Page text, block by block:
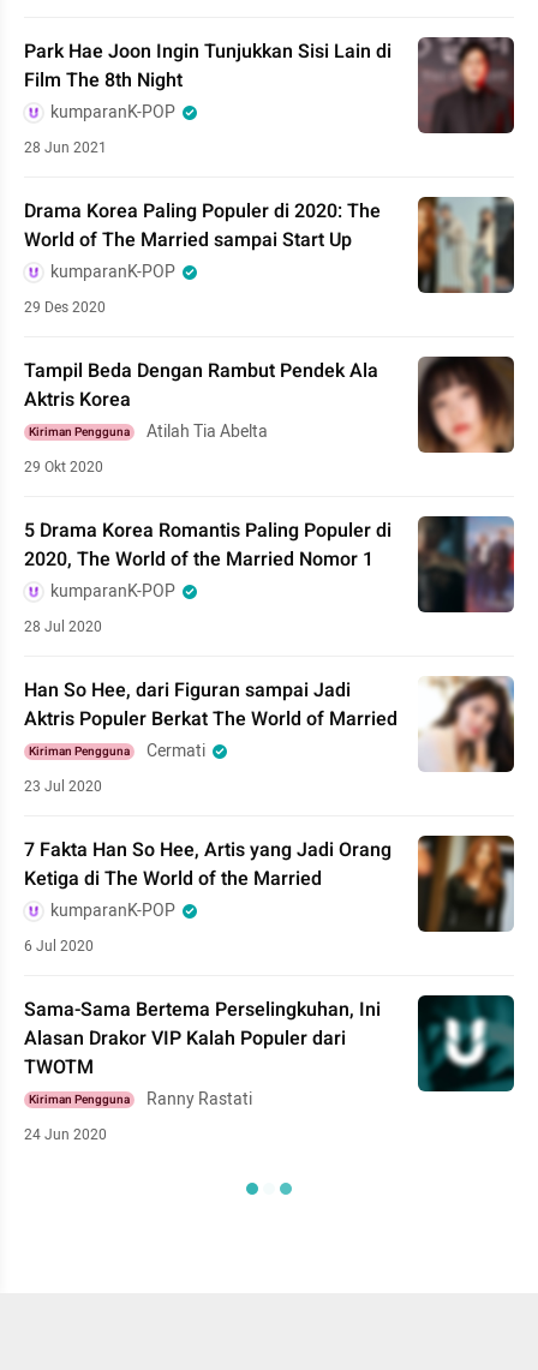
Park Hae Joon Ingin Tunjukkan Sisi Lain di
Film The 8th Night
kumparanK-POP
28 Jun 2021
Drama Korea Paling Populer di 2020: The
World of The Married sampai Start Up
kumparanK-POP
29 Des 2020
Tampil Beda Dengan Rambut Pendek Ala
Aktris Korea
Kiriman Pengguna Atilah Tia Abelta
29 Okt 2020
5 Drama Korea Romantis Paling Populer di
2020, The World of the Married Nomor 1
kumparanK-POP
28 Jul 2020
Han So Hee, dari Figuran sampai Jadi
Aktris Populer Berkat The World of Married
Kiriman Pengguna Cermati
23 Jul 2020
7 Fakta Han So Hee, Artis yang Jadi Orang
Ketiga di The World of the Married
kumparanK-POP
6 Jul 2020
Sama-Sama Bertema Perselingkuhan, Ini
Alasan Drakor VIP Kalah Populer dari
TWOTM
Kiriman Pengguna Ranny Rastati
24 Jun 2020